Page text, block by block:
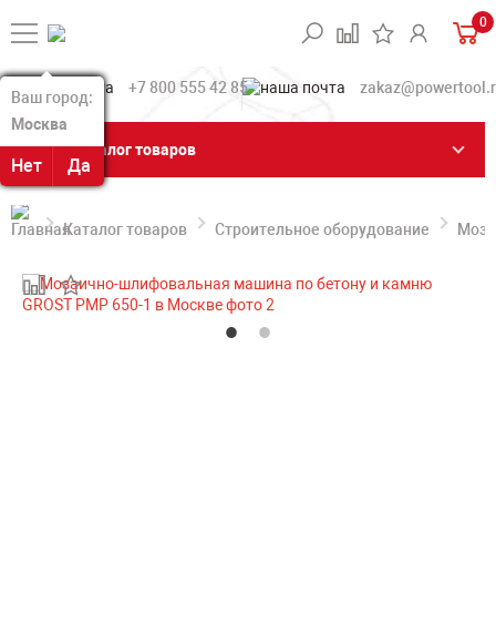
Ваш город:
Москва
Нет Да
Ваш город:
Москва
Нет Да
0
+7 800 555 42 85
Каталог товаров
Каталог товаров Строительное оборудование